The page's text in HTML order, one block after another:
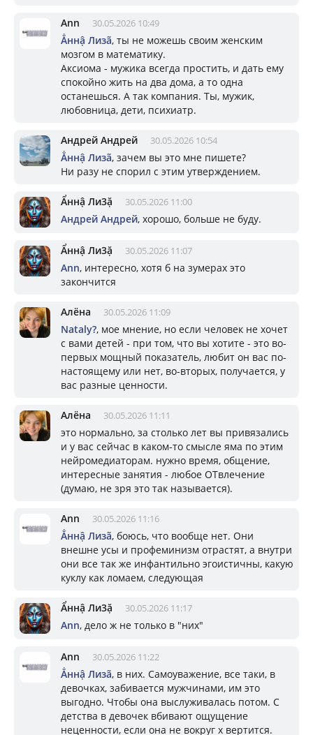
Ann 30.05.2026 10:49
Ẳннậ Лизã, ты не можешь своим женским
мозгом в математику.
Аксиома - мужика всегда простить, и дать ему
спокойно жить на два дома, а то одна
останешься. А так компания. Ты, мужик,
любовница, дети, психиатр.
Андрей Андрей 30.05.2026 10:54
Ẳннậ Лизã, зачем вы это мне пишете?
Ни разу не спорил с этим утверждением.
Ẩннậ Ли3ặ 30.05.2026 11:00
Андрей Андрей, хорошо, больше не буду.
Ẩннậ Ли3ặ 30.05.2026 11:07
Ann, интересно, хотя б на зумерах это
закончится
Алёна 30.05.2026 11:09
Nataly?, мое мнение, но если человек не хочет
с вами детей - при том, что вы хотите - это во-
первых мощный показатель, любит он вас по-
настоящему или нет, во-вторых, получается, у
вас разные ценности.
Алёна 30.05.2026 11:11
это нормально, за столько лет вы привязались
и у вас сейчас в каком-то смысле яма по этим
нейромедиаторам. нужно время, общение,
интересные занятия - любое ОТвлечение
(думаю, не зря это так называется).
Ann 30.05.2026 11:16
Ẳннậ Лизã, боюсь, что вообще нет. Они
внешне усы и профеминизм отрастят, а внутри
они все так же инфантильно эгоистичны, какую
куклу как ломаем, следующая
Ẩннậ Ли3ặ 30.05.2026 11:17
Ann, дело ж не только в "них"
Ann 30.05.2026 11:22
Ẳннậ Лизã, в них. Самоуважение, все таки, в
девочках, забивается мужчинами, им это
выгодно. Чтобы она выслуживалась потом. С
детства в девочек вбивают ощущение
неценности, если она не вокруг х вертится.